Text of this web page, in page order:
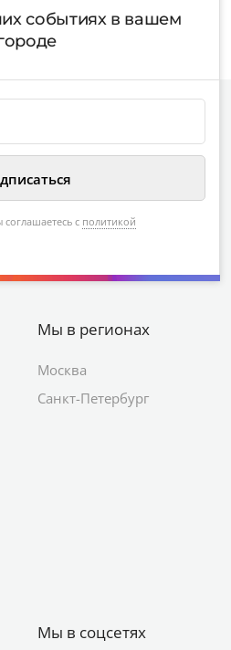
событиях в вашем
с политикой
Мы в регионах
Москва
Санкт-Петербург
Мы в соцсетях